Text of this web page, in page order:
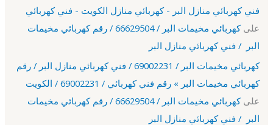
فني كهربائي منازل البر - كهربائي منازل الكويت - فني كهربائي
على
كهربائي مخيمات البر / 66629504 / رقم كهربائي مخيمات
البر / فني كهربائي منازل البر
كهربائي مخيمات البر / 69002231 / فني كهربائي منازل البر / رقم
كهربائي مخيمات البر » رقم فني كهربائي / 69002231 / الكويت
على
كهربائي مخيمات البر / 66629504 / رقم كهربائي مخيمات
البر / فني كهربائي منازل البر